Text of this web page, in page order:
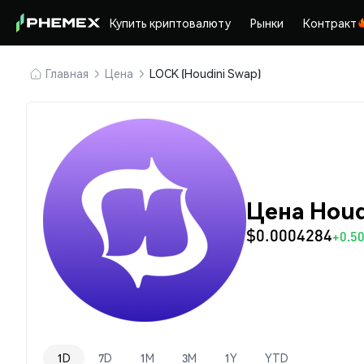
Купить криптовалюту Рынки Контракт
Главная Цена LOCK (Houdini Swap)
Цена
$0.0004284
1D 7D 1M 3M 1Y YTD